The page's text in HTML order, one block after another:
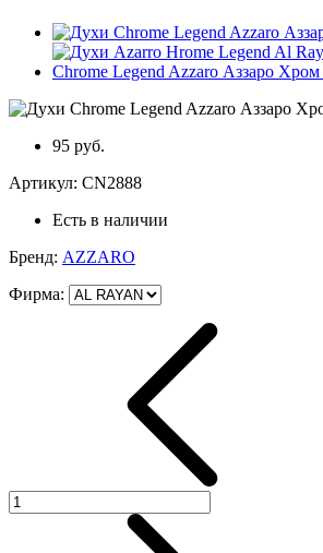
95 руб.
Артикул: CN2888
Есть в наличии
Бренд: AZZARO
Фирма: